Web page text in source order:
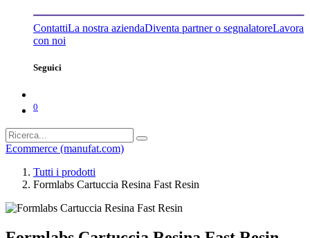
ContattiLa nostra aziendaDiventa partner o segnalatoreLavora
con noi
Seguici
0
Ecommerce (manufat.com)
Tutti i prodotti
Formlabs Cartuccia Resina Fast Resin